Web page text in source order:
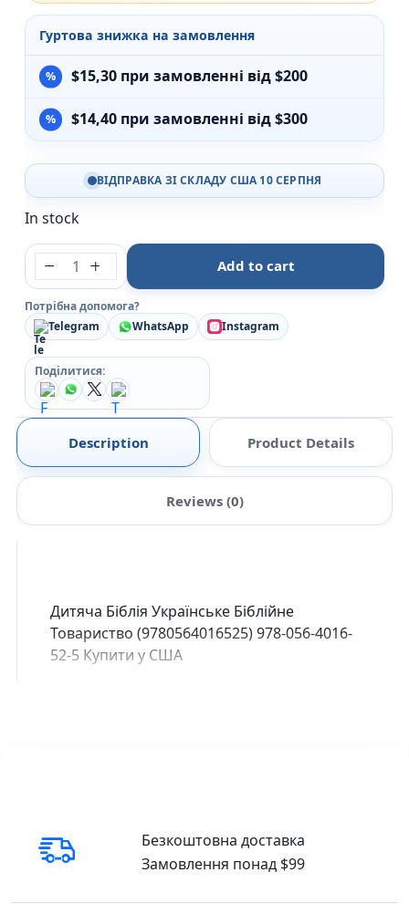
Гуртова знижка на замовлення
$15,30 при замовленні від $200
$14,40 при замовленні від $300
ВІДПРАВКА ЗІ СКЛАДУ США 10 СЕРПНЯ
In stock
Дитяча Біблія quantity Add to cart
Потрібна допомога?
Telegram
WhatsApp Instagram
Поділитися:
Description Product Details
Reviews (0)
Дитяча Біблія Українське Біблійне
Товариство (9780564016525)978-056-4016-
52-5 Купити у США
Безкоштовна доставка
Замовлення понад $99